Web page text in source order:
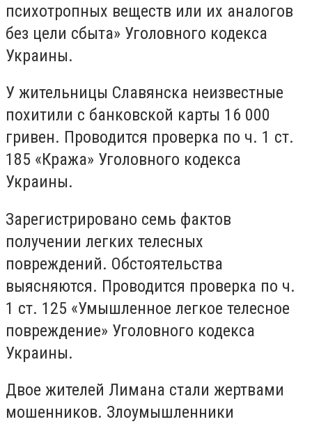
психотропных веществ или их аналогов
без цели сбыта» Уголовного кодекса
Украины.
У жительницы Славянска неизвестные
похитили с банковской карты 16 000
гривен. Проводится проверка по ч. 1 ст.
185 «Кража» Уголовного кодекса
Украины.
Зарегистрировано семь фактов
получении легких телесных
повреждений. Обстоятельства
выясняются. Проводится проверка по ч.
1 ст. 125 «Умышленное легкое телесное
повреждение» Уголовного кодекса
Украины.
Двое жителей Лимана стали жертвами
мошенников. Злоумышленники